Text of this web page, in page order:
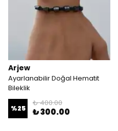
Arjew
Ayarlanabilir Doğal Hematit
Bileklik
%25
₺ 400.00
₺ 300.00